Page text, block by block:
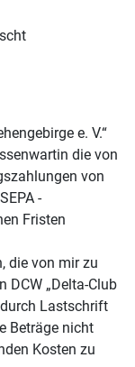
e. V.“
die von
von
-
Fristen
die von mir zu
DCW „Delta-Club
durch Lastschrift
Beträge nicht
Kosten zu